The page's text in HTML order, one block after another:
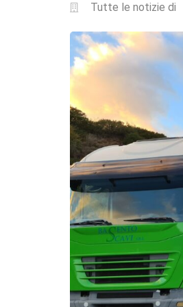
Tutte le notizie di